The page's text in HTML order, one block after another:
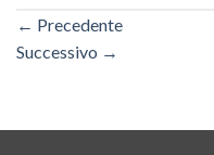
← Precedente
Successivo →